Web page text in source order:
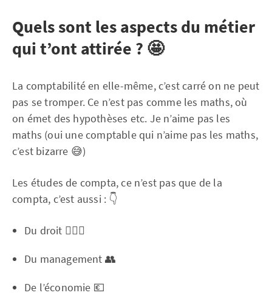
Quels sont les aspects du métier
qui t’ont attirée ? 🤩
La comptabilité en elle-même, c’est carré on ne peut
pas se tromper. Ce n’est pas comme les maths, où
on émet des hypothèses etc. Je n’aime pas les
maths (oui une comptable qui n’aime pas les maths,
c’est bizarre 😅)
Les études de compta, ce n’est pas que de la
compta, c’est aussi : 👇
Du droit 👩🏽‍⚖️
Du management 👥
De l’économie 💶